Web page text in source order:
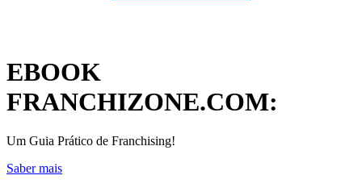
EBOOK
FRANCHIZONE.COM:
Um Guia Prático de Franchising!
Saber mais